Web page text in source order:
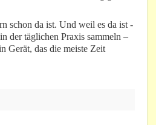
schon da ist. Und weil es da ist -
der täglichen Praxis sammeln –
Gerät, das die meiste Zeit